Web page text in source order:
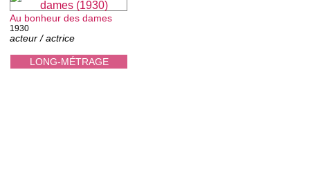
LONG-MÉTRAGE
Au bonheur des dames
1930
acteur / actrice